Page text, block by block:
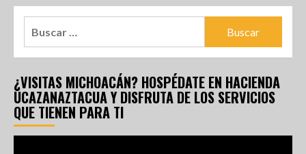
¿VISITAS MICHOACÁN? HOSPÉDATE EN HACIENDA
UCAZANAZTACUA Y DISFRUTA DE LOS SERVICIOS
QUE TIENEN PARA TI